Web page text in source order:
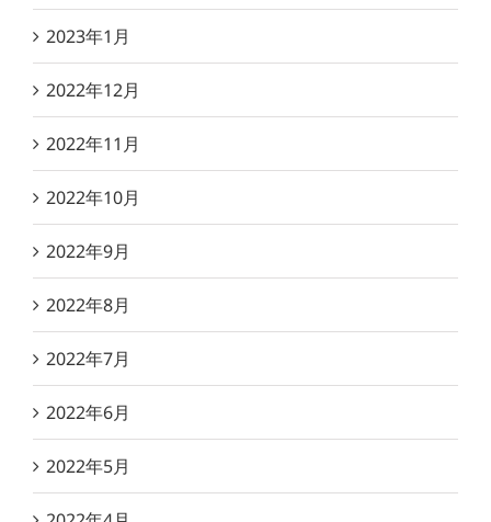
2023年1月
2022年12月
2022年11月
2022年10月
2022年9月
2022年8月
2022年7月
2022年6月
2022年5月